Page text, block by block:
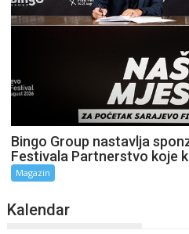
Bingo Group nastavlja
Festivala Partnerstvo koje
Magazin
Kalendar